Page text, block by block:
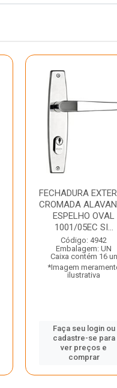
FECHADURA
CROMADA
ESPELHO OVAL
1001/05EC SI...
Código: 4942
Embalagem: UN
Caixa contém 16 un
*Imagem
ilustrativa
Faça seu login ou
cadastre-se para
ver preços e
comprar